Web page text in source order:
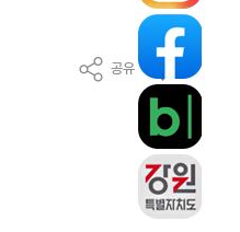
공유
자세히